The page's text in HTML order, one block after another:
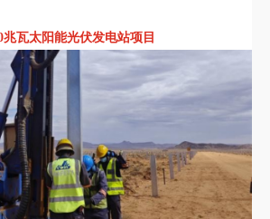
瓦太阳能光伏发电站项目